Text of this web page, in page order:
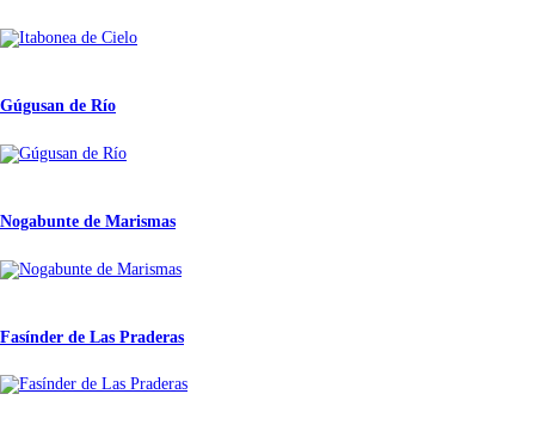
Gúgusan de Río
Nogabunte de Marismas
Fasínder de Las Praderas